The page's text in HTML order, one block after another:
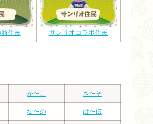
新住民 サンリオコラボ住民
か〜こ さ〜そ
な〜の は〜ほ